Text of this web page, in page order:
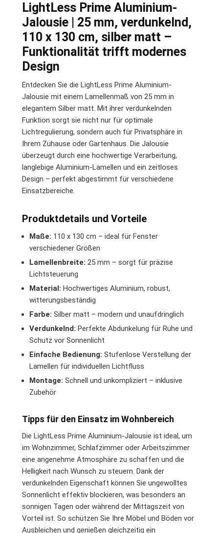
LightLess Prime Aluminium-
Jalousie | 25 mm, verdunkelnd,
110 x 130 cm, silber matt –
Funktionalität trifft modernes
Design
Entdecken Sie die LightLess Prime Aluminium-
Jalousie mit einem Lamellenmaß von 25 mm in
elegantem Silber matt. Mit ihrer verdunkelnden
Funktion sorgt sie nicht nur für optimale
Lichtregulierung, sondern auch für Privatsphäre in
Ihrem Zuhause oder Gartenhaus. Die Jalousie
überzeugt durch eine hochwertige Verarbeitung,
langlebige Aluminium-Lamellen und ein zeitloses
Design – perfekt abgestimmt für verschiedene
Einsatzbereiche.
Produktdetails und Vorteile
Maße: 110 x 130 cm – ideal für Fenster
verschiedener Größen
Lamellenbreite: 25 mm – sorgt für präzise
Lichtsteuerung
Material: Hochwertiges Aluminium, robust,
witterungsbeständig
Farbe: Silber matt – modern und unaufdringlich
Verdunkelnd: Perfekte Abdunkelung für Ruhe und
Schutz vor Sonnenlicht
Einfache Bedienung: Stufenlose Verstellung der
Lamellen für individuellen Lichtfluss
Montage: Schnell und unkompliziert – inklusive
Zubehör
Tipps für den Einsatz im Wohnbereich
Die LightLess Prime Aluminium-Jalousie ist ideal, um
im Wohnzimmer, Schlafzimmer oder Arbeitszimmer
eine angenehme Atmosphäre zu schaffen und die
Helligkeit nach Wunsch zu steuern. Dank der
verdunkelnden Eigenschaft können Sie ungewolltes
Sonnenlicht effektiv blockieren, was besonders an
sonnigen Tagen oder während der Mittagszeit von
Vorteil ist. So schützen Sie Ihre Möbel und Böden vor
Ausbleichen und genießen gleichzeitig ein